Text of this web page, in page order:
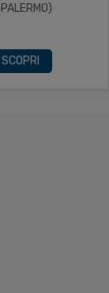
SCOPRI